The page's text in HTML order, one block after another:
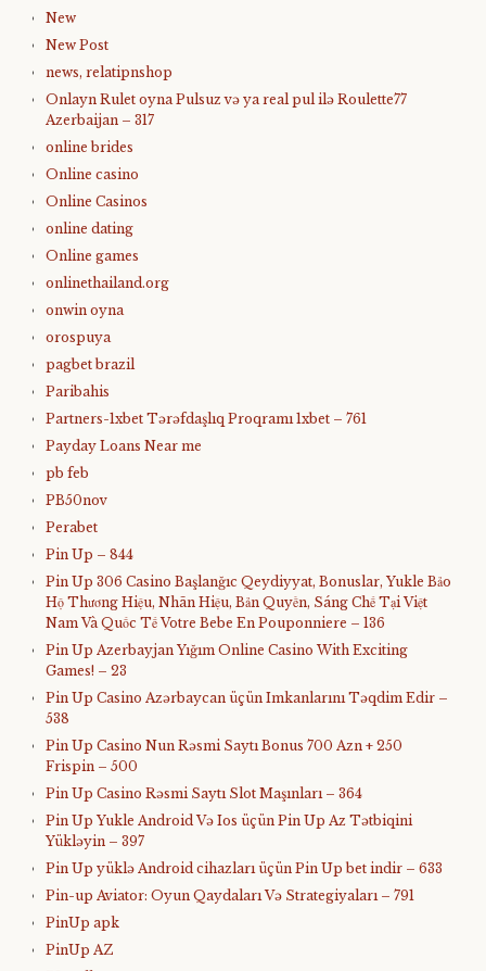
New
New Post
news, relatipnshop
Onlayn Rulet oyna Pulsuz və ya real pul ilə Roulette77
Azerbaijan – 317
online brides
Online casino
Online Casinos
online dating
Online games
onlinethailand.org
onwin oyna
orospuya
pagbet brazil
Paribahis
Partners-1xbet Tərəfdaşlıq Proqramı 1xbet – 761
Payday Loans Near me
pb feb
PB50nov
Perabet
Pin Up – 844
Pin Up 306 Casino Başlanğıc Qeydiyyat, Bonuslar, Yukle Bảo
Hộ Thương Hiệu, Nhãn Hiệu, Bản Quyền, Sáng Chế Tại Việt
Nam Và Quốc Tế Votre Bebe En Pouponniere – 136
Pin Up Azerbayjan Yığım Online Casino With Exciting
Games! – 23
Pin Up Casino Azərbaycan üçün Imkanlarını Təqdim Edir –
538
Pin Up Casino Nun Rəsmi Saytı Bonus 700 Azn + 250
Frispin – 500
Pin Up Casino Rəsmi Saytı Slot Maşınları – 364
Pin Up Yukle Android Və Ios üçün Pin Up Az Tətbiqini
Yükləyin – 397
Pin Up yüklə Android cihazları üçün Pin Up bet indir – 633
Pin-up Aviator: Oyun Qaydaları Və Strategiyaları – 791
PinUp apk
PinUp AZ